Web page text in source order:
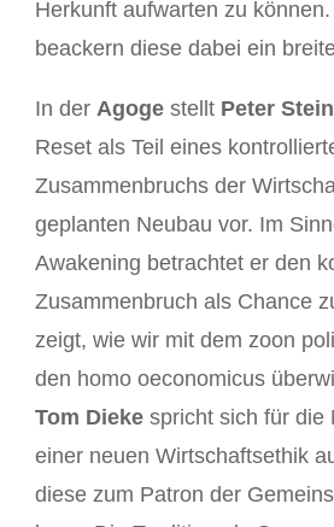
Herkunft aufwarten zu
beackern diese dabei ein
In der Agogestellt Peter
Reset als Teil eines
Zusammenbruchs der
geplanten Neubau vor. Im
Awakening betrachtet er den
Zusammenbruch als Chance
zeigt, wie wir mit dem zoon
den homo oeconomicus
Tom Diekespricht sich für die
einer neuen Wirtschaftsethik
diese zum Patron der